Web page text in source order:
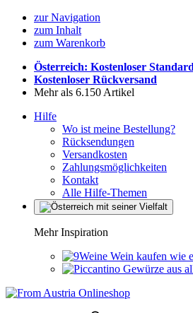
zur Navigation
zum Inhalt
zum Warenkorb
Österreich: Kostenloser
Kostenloser Rückversand
Mehr als 6.150 Artikel
Hilfe
Wo ist meine Bestellung?
Rücksendungen
Versandkosten
Zahlungsmöglichkeiten
Kontakt
Alle Hilfe-Themen
Mehr Inspiration
Wein kaufen wie
Gewürze aus